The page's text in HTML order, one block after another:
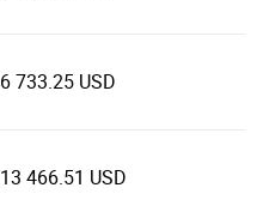
6 733.25 USD
13 466.51 USD